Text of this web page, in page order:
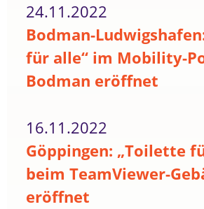
24.11.2022
Bodman-
für alle“ im Mobility-
Bodman eröffnet
16.11.2022
Göppingen: „Toilette
beim TeamViewer-
eröffnet